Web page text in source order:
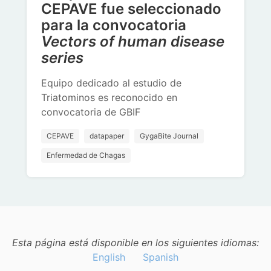
CEPAVE fue seleccionado
para la convocatoria
Vectors of human disease
series
Equipo dedicado al estudio de
Triatominos es reconocido en
convocatoria de GBIF
CEPAVE datapaper GygaBite Journal
Enfermedad de Chagas
Esta página está disponible en los siguientes idiomas:
English
Spanish